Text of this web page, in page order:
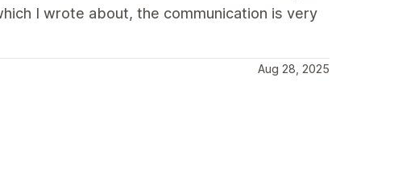
I wrote about, the communication is very
Aug 28, 2025